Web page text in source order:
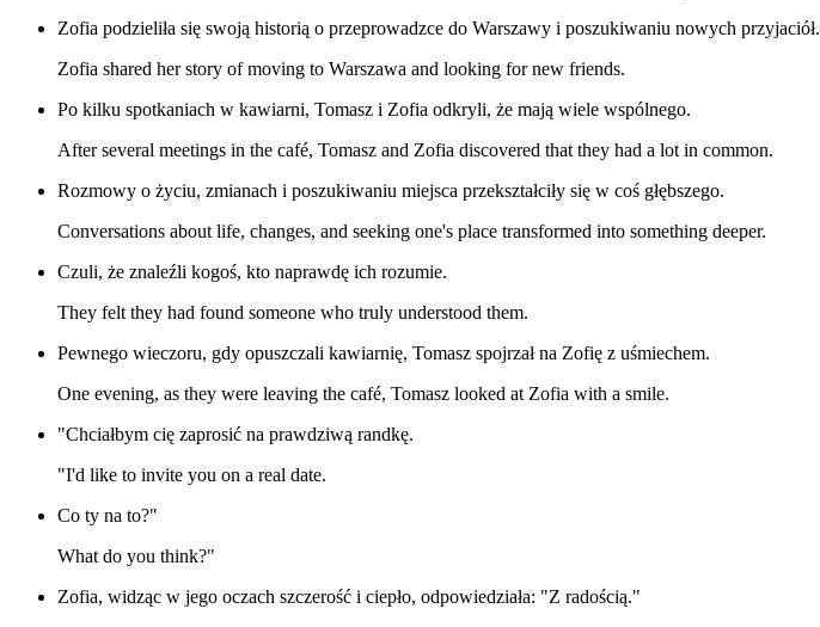
Zofia podzieliła się swoją historią o przeprowadzce do Warszawy i poszukiwaniu nowych przyjaciół.
Zofia shared her story of moving to Warszawa and looking for new friends.
Po kilku spotkaniach w kawiarni, Tomasz i Zofia odkryli, że mają wiele wspólnego.
After several meetings in the café, Tomasz and Zofia discovered that they had a lot in common.
Rozmowy o życiu, zmianach i poszukiwaniu miejsca przekształciły się w coś głębszego.
Conversations about life, changes, and seeking one's place transformed into something deeper.
Czuli, że znaleźli kogoś, kto naprawdę ich rozumie.
They felt they had found someone who truly understood them.
Pewnego wieczoru, gdy opuszczali kawiarnię, Tomasz spojrzał na Zofię z uśmiechem.
One evening, as they were leaving the café, Tomasz looked at Zofia with a smile.
"Chciałbym cię zaprosić na prawdziwą randkę.
"I'd like to invite you on a real date.
Co ty na to?"
What do you think?"
Zofia, widząc w jego oczach szczerość i ciepło, odpowiedziała: "Z radością."